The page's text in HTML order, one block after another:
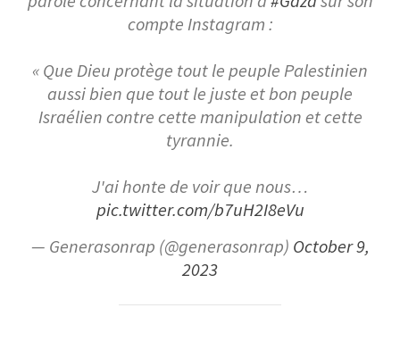
compte Instagram :
« Que Dieu protège tout le peuple Palestinien
aussi bien que tout le juste et bon peuple
Israélien contre cette manipulation et cette
tyrannie.
J'ai honte de voir que nous…
pic.twitter.com/b7uH2I8eVu
— Generasonrap (@generasonrap) October 9,
2023